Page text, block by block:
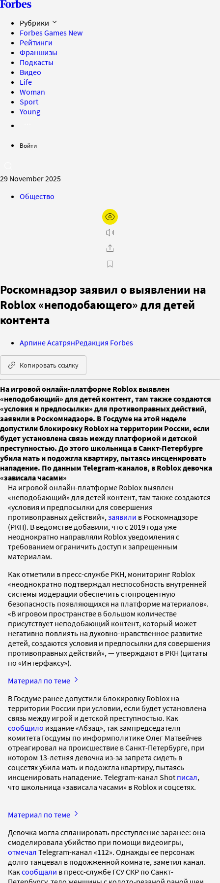
Рубрики
Forbes Games New
Рейтинги
Франшизы
Подкасты
Видео
Life
Woman
Sport
Young
Войти
29 November 2025
Общество
Роскомнадзор заявил о выявлении на
Roblox «неподобающего» для детей
контента
Арпине АсатрянРедакция Forbes
Копировать ссылку
На игровой онлайн-платформе Roblox выявлен
«неподобающий» для детей контент, там также создаются
«условия и предпосылки» для противоправных действий,
заявили в Роскомнадзоре. В Госдуме на этой неделе
допустили блокировку Roblox на территории России, если
будет установлена связь между платформой и детской
преступностью. До этого школьница в Санкт-Петербурге
убила мать и подожгла квартиру, пытаясь инсценировать
нападение. По данным Telegram-каналов, в Roblox девочка
«зависала часами»
На игровой онлайн-платформе Roblox выявлен
«неподобающий» для детей контент, там также создаются
«условия и предпосылки для совершения
противоправных действий», заявили в Роскомнадзоре
(РКН). В ведомстве добавили, что с 2019 года уже
неоднократно направляли Roblox уведомления с
требованием ограничить доступ к запрещенным
материалам.
Как отметили в пресс-службе РКН, мониторинг Roblox
«неоднократно подтверждал неспособность внутренней
системы модерации обеспечить стопроцентную
безопасность появляющихся на платформе материалов».
«В игровом пространстве в большом количестве
присутствует неподобающий контент, который может
негативно повлиять на духовно-нравственное развитие
детей, создаются условия и предпосылки для совершения
противоправных действий», — утверждают в РКН (цитаты
по «Интерфаксу»).
Материал по теме
В Госдуме ранее допустили блокировку Roblox на
территории России при условии, если будет установлена
связь между игрой и детской преступностью. Как
сообщило издание «Абзац», так зампредседателя
комитета Госдумы по информполитике Олег Матвейчев
отреагировал на происшествие в Санкт-Петербурге, при
котором 13-летняя девочка из-за запрета сидеть в
соцсетях убила мать и подожгла квартиру, пытаясь
инсценировать нападение. Telegram-канал Shot писал,
что школьница «зависала часами» в Roblox и соцсетях.
Материал по теме
Девочка могла спланировать преступление заранее: она
смоделировала убийство при помощи видеоигры,
отмечал Telegram-канал «112». Однажды ее персонаж
долго танцевал в подожженной комнате, заметил канал.
Каксообщали в пресс-службе ГСУ СКР по Санкт-